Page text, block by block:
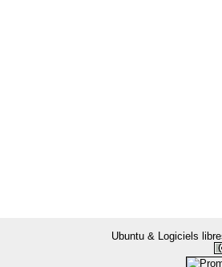
Ubuntu & Logiciels